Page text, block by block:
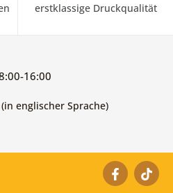
erstklassige Druckqualität
16:00
(in englischer Sprache)